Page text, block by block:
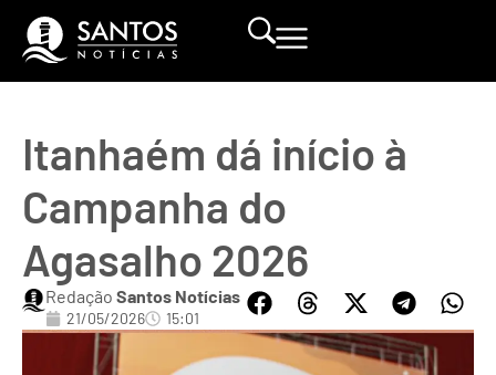
Itanhaém dá início à
Campanha do
Agasalho 2026
Redação Santos Notícias
21/05/2026 15:01